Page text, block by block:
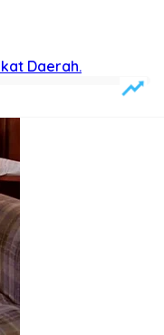
Strategis…
DPRD Kabupaten
Masyarakat
Daerah.